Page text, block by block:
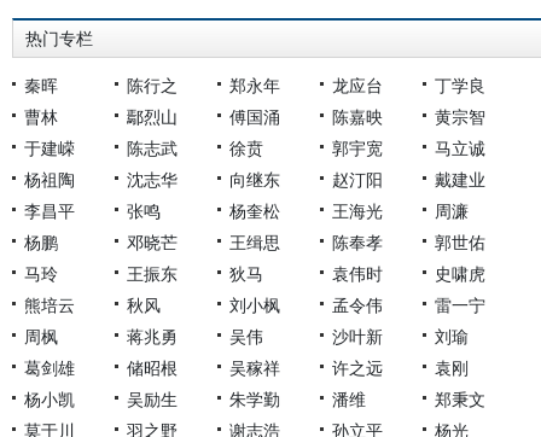
热门专栏
秦晖 陈行之 郑永年 龙应台
丁学良
曹林
鄢烈山 傅国涌 陈嘉映
黄宗智
于建嵘
陈志武 徐贲 郭宇宽
马立诚
杨祖陶
沈志华 向继东 赵汀阳
戴建业
李昌平
张鸣 杨奎松 王海光
周濂
杨鹏
邓晓芒 王缉思 陈奉孝
郭世佑
马玲
王振东 狄马 袁伟时
史啸虎
熊培云
秋风 刘小枫 孟令伟
雷一宁
周枫
蒋兆勇 吴伟 沙叶新
刘瑜
葛剑雄
储昭根 吴稼祥 许之远
袁刚
杨小凯
吴励生 朱学勤 潘维
郑秉文
莫于川
羽之野 谢志浩 孙立平 杨光